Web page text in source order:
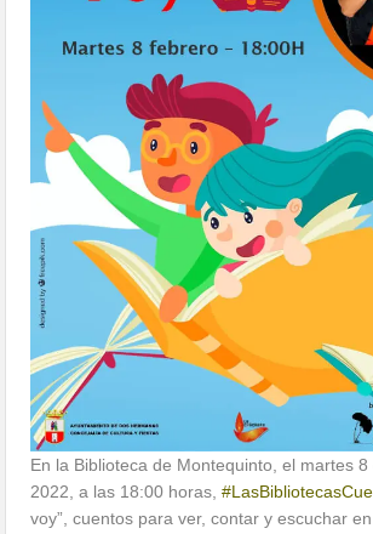
En la Biblioteca de Montequinto, el martes
2022, a las 18:00 horas,
voy”, cuentos para ver, contar y escuchar